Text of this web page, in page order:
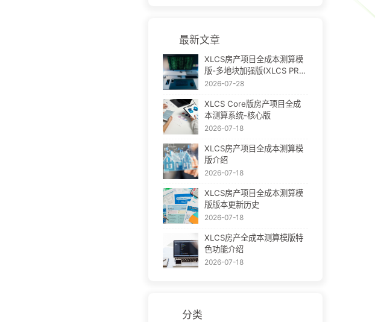
最新文章
XLCS房产项目全成本测算模
版-多地块加强版(XLCS PRO
V3)
2026-07-28
XLCS Core版房产项目全成
本测算系统-核心版
2026-07-18
XLCS房产项目全成本测算模
版介绍
2026-07-18
XLCS房产项目全成本测算模
版版本更新历史
2026-07-18
XLCS房产全成本测算模版特
色功能介绍
2026-07-18
分类